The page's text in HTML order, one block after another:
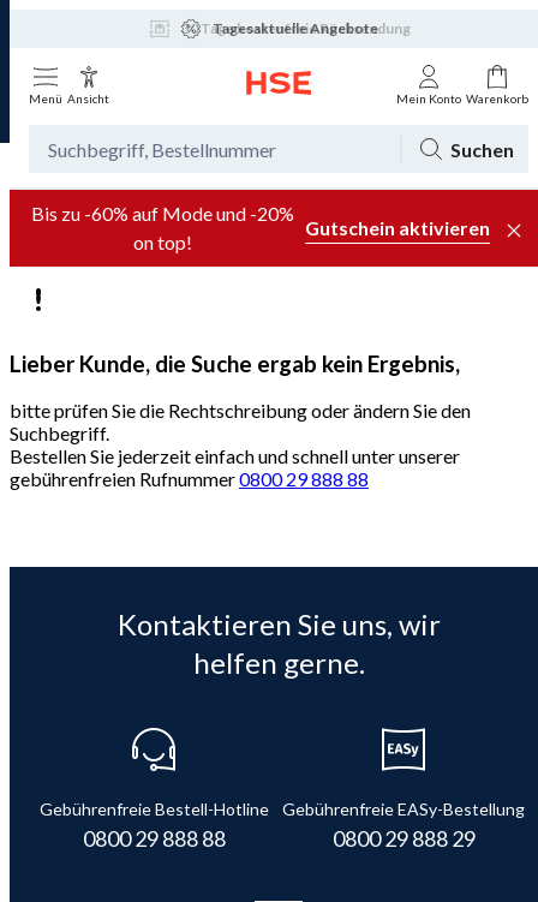
Tagesaktuelle Angebote
Menü Ansicht Mein Konto Warenkorb
Suchen
Bis zu -60% auf Mode und -20%
on top!
Gutschein aktivieren
Lieber Kunde, die Suche ergab kein Ergebnis,
bitte prüfen Sie die Rechtschreibung oder ändern Sie den
Suchbegriff.
Bestellen Sie jederzeit einfach und schnell unter unserer
gebührenfreien Rufnummer0800 29 888 88
Kontaktieren Sie uns, wir
helfen gerne.
Gebührenfreie Bestell-Hotline
0800 29 888 88
Gebührenfreie EASy-Bestellung
0800 29 888 29